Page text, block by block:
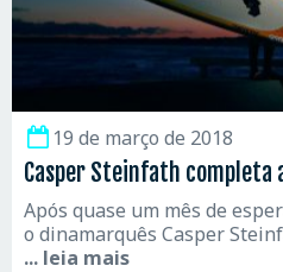
19 de março de 2018
Casper Steinfath completa
Após quase um mês de
o dinamarquês Casper
... leia mais